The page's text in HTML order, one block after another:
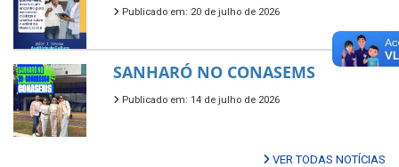
Publicado em: 20 de julho de 2026
SANHARÓ NO CONASEMS
Publicado em: 14 de julho de 2026
VER TODAS NOTÍCIAS